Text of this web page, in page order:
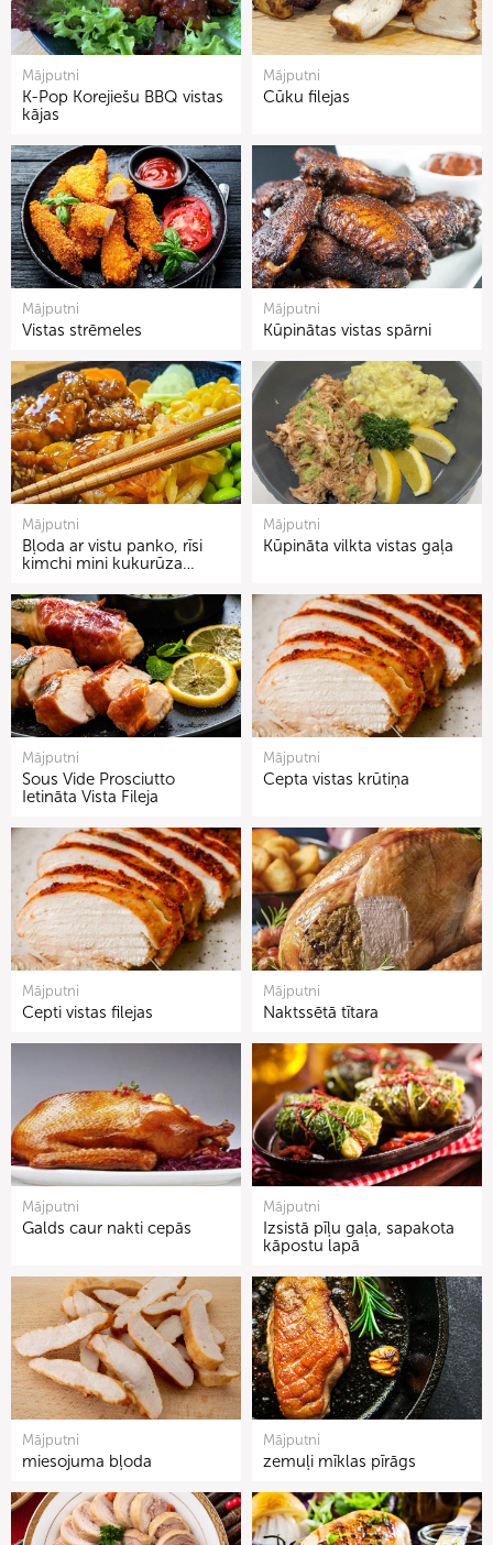
Mājputni
K-Pop Korejiešu BBQ vistas
kājas
Mājputni
Cūku filejas
Mājputni
Vistas strēmeles
Mājputni
Kūpinātas vistas spārni
Mājputni
Bļoda ar vistu panko, rīsi
kimchi mini kukurūza…
Mājputni
Kūpināta vilkta vistas gaļa
Mājputni
Sous Vide Prosciutto
Ietināta Vista Fileja
Mājputni
Cepta vistas krūtiņa
Mājputni
Cepti vistas filejas
Mājputni
Naktssētā tītara
Mājputni
Galds caur nakti cepās
Mājputni
Izsistā pīļu gaļa, sapakota
kāpostu lapā
Mājputni
miesojuma bļoda
Mājputni
zemuļi mīklas pīrāgs